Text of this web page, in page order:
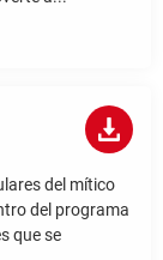
del mítico
del programa
que se